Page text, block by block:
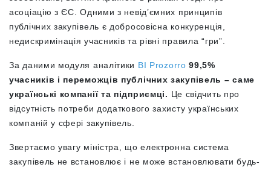
асоціацію з ЄС. Одними з невід’ємних принципів
публічних закупівель є добросовісна конкуренція,
недискримінація учасників та рівні правила “гри”.
За даними модуля аналітики BI Prozorro 99,5%
учасників і переможців публічних закупівель – саме
українські компанії та підприємці. Це свідчить про
відсутність потреби додаткового захисту українських
компаній у сфері закупівель.
Звертаємо увагу міністра, що електронна система
закупівель не встановлює і не може встановлювати будь-